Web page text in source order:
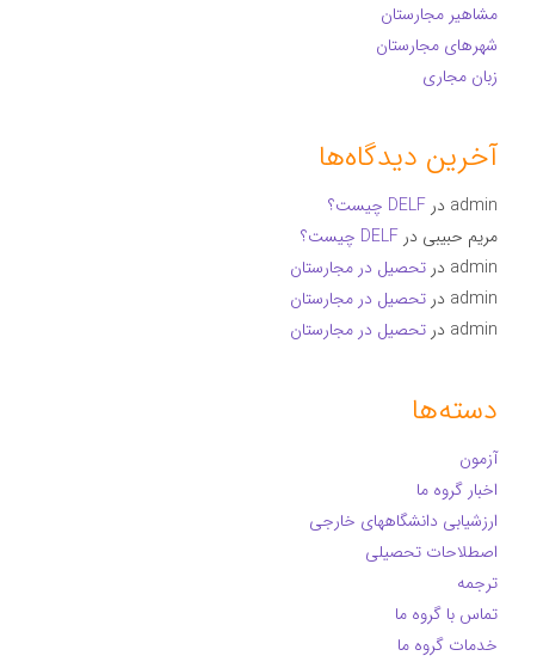
مشاهیر مجارستان
شهرهای مجارستان
زبان مجاری
آخرین دیدگاه‌ها
admin در DELF چیست؟
مریم حبیبی در DELF چیست؟
admin در تحصیل در مجارستان
admin در تحصیل در مجارستان
admin در تحصیل در مجارستان
دسته‌ها
آزمون
اخبار گروه ما
ارزشیابی دانشگاههای خارجی
اصطلاحات تحصیلی
ترجمه
تماس با گروه ما
خدمات گروه ما